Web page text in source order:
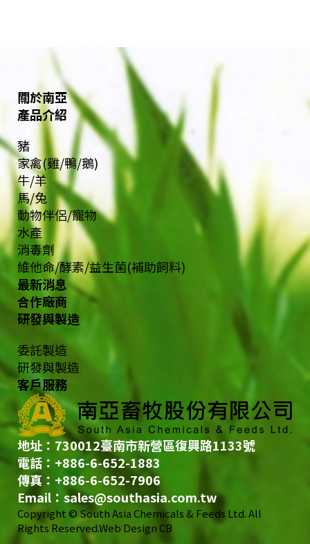
關於南亞
產品介紹
豬
家禽(雞/鴨/鵝)
牛/羊
馬/兔
動物伴侶/寵物
水產
消毒劑
維他命/酵素/益生菌(補助飼料)
最新消息
合作廠商
研發與製造
委託製造
研發與製造
客戶服務
地址：730012臺南市新營區復興路1133號
電話：+886-6-652-1883
傳真：+886-6-652-7906
Email： sales@southasia.com.tw
Copyright © South Asia Chemicals & Feeds Ltd. All
Rights Reserved.Web Design CB